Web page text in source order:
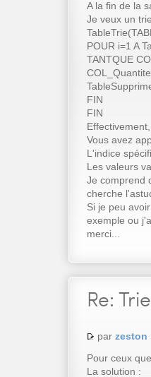
A la fin de la
Je veux un
POUR i=1 A
TANTQUE
FIN
FIN
Vous avez
L'indice
Les valeurs
Je comprend
cherche
Si je peu
exemple ou
merci...
Re:
par zeston
Pour ceux
La solution :